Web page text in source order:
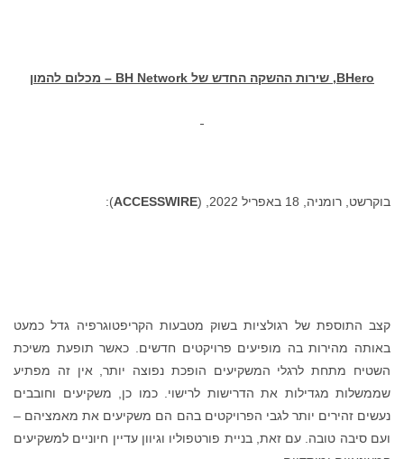
BHero, שירות ההשקה החדש של BH Network – מכלום להמון
בוקרשט, רומניה, 18 באפריל 2022, ( ACCESSWIRE
):
קצב התוספת של רגולציות בשוק מטבעות הקריפטוגרפיה גדל כמעט
באותה מהירות בה מופיעים פרויקטים חדשים. כאשר תופעת משיכת
השטיח מתחת לרגלי המשקיעים הופכת נפוצה יותר, אין זה מפתיע
שממשלות מגדילות את הדרישות לרישוי. כמו כן, משקיעים וחובבים
נעשים זהירים יותר לגבי הפרויקטים בהם הם משקיעים את מאמציהם –
ועם סיבה טובה. עם זאת, בניית פורטפוליו וגיוון עדיין חיוניים למשקיעים